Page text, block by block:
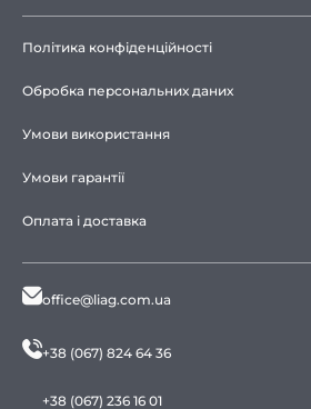
Політика конфіденційності
Обробка персональних даних
Умови використання
Умови гарантії
Оплата і доставка
office@liag.com.ua
+38 (067) 824 64 36
+38 (067) 236 16 01